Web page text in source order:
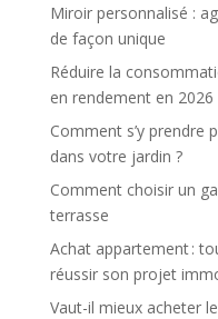
Miroir personnalisé :
de façon unique
Réduire la
en rendement en 2026
Comment s’y prendre
dans votre jardin ?
Comment choisir un
terrasse
Achat appartement :
réussir son projet
Vaut-il mieux acheter